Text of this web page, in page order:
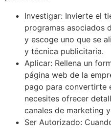
Investigar: Invierte el
programas asociados
y escoge uno que se
y técnica publicitaria.
Aplicar: Rellena un
página web de la
pago para convertirte
necesites ofrecer
canales de marketing
Ser Autorizado: